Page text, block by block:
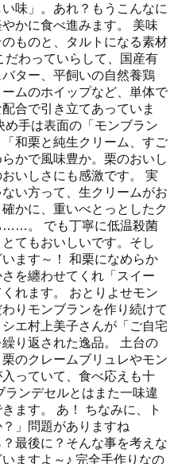
味」。あれ？もうこんなに
かに食べ進みます。 美味
ものと、タルトになる素材
だわっていらして、国産有
ター、平飼いの自然養鶏
ムのホイップなど、単体で
合で引き立てあっていま
手は表面の「モンブラン
和栗と純生クリーム、すご
かで風味豊か。栗のおいし
いしさにも感激です。 実
い方って、生クリームがお
かに、重いべとっとしたク
……。 でも丁寧に低温殺菌
てもおいしいです。そし
ます～！ 和栗になめらか
を纏わせてくれ「スイー
れます。 おとりよせモン
りモンブランを作り続けて
エ村上美子さんが「ご自宅
り返された逸品。 土台の
のクレームブリュレやモン
っていて、食べ応えも十
ンデセルとはまた一味違
ます。 あ！ ちなみに、ト
」問題がありますね
最後に？そんな事を考えな
ますよ～♪ 完全手作りなの